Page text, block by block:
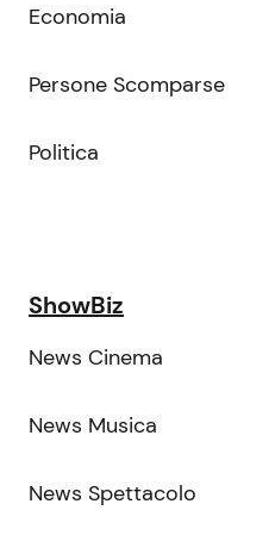
Economia
Persone Scomparse
Politica
ShowBiz
News Cinema
News Musica
News Spettacolo